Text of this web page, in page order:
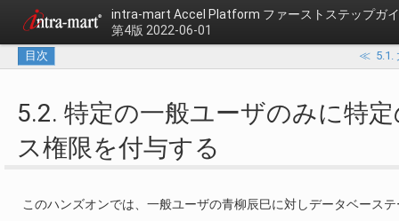
intra-mart Accel Platform ファーストステップガ
第4版 2022-06-01
目次 ≪ 5.1.
5.2. 特定の一般ユーザのみに特
ス権限を付与する
このハンズオンでは、一般ユーザの青柳辰巳に対しデータベース